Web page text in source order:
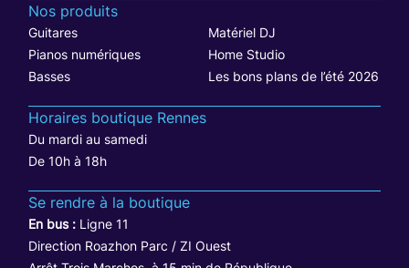
Nos produits
Guitares
Matériel DJ
Pianos numériques
Home Studio
Basses
Les bons plans de l’été 2026
Horaires boutique Rennes
Du mardi au samedi
De 10h à 18h
Se rendre à la boutique
En bus : Ligne 11
Direction Roazhon Parc / ZI Ouest